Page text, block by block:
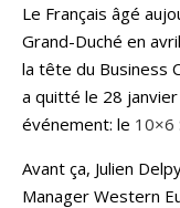
Le Français âgé
Grand-Duché en
la tête du Business
a quitté le 28
événement: le 10×6
Avant ça, Julien
Manager Western